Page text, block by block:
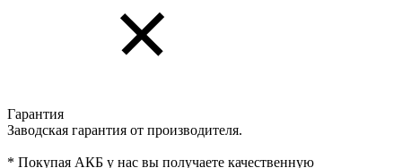
Гарантия
Заводская гарантия от производителя.
* Покупая АКБ у нас вы получаете качественную